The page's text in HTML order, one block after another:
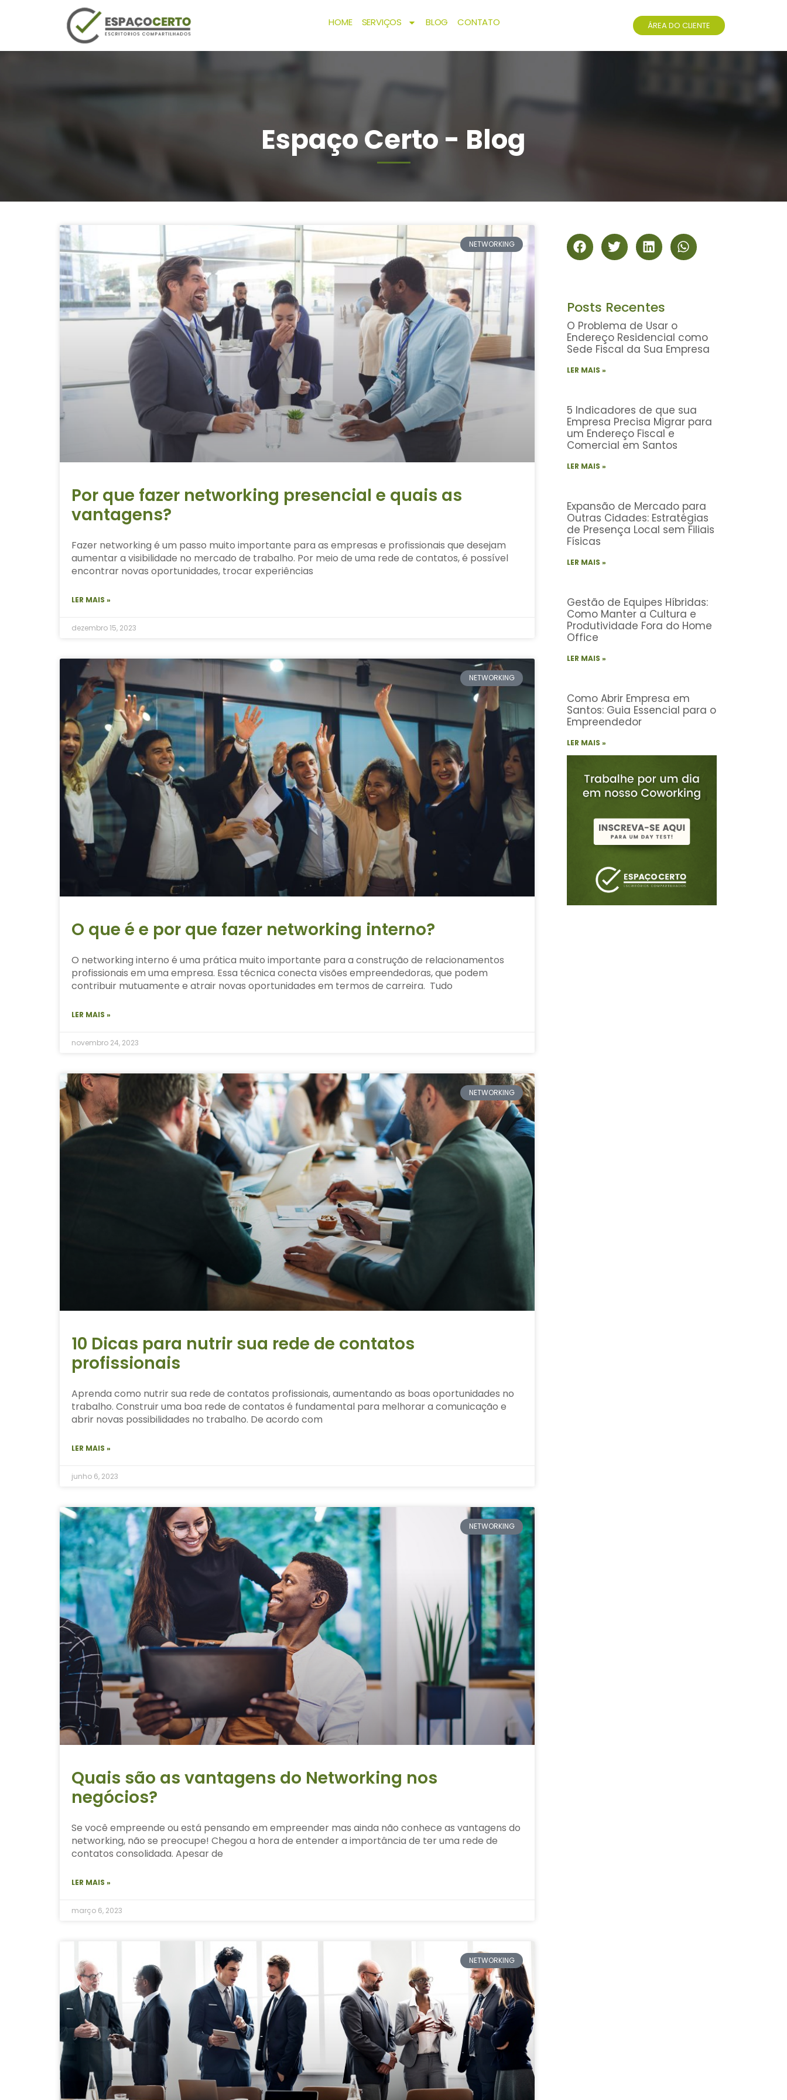
HOME SERVIÇOS BLOG CONTATO ÁREA DO CLIENTE
Espaço Certo - Blog
NETWORKING
Por que fazer networking presencial e quais as
vantagens?
Fazer networking é um passo muito importante para as empresas e profissionais que desejam
aumentar a visibilidade no mercado de trabalho. Por meio de uma rede de contatos, é possível
encontrar novas oportunidades, trocar experiências
LER MAIS »
dezembro 15, 2023
NETWORKING
O que é e por que fazer networking interno?
O networking interno é uma prática muito importante para a construção de relacionamentos
profissionais em uma empresa. Essa técnica conecta visões empreendedoras, que podem
contribuir mutuamente e atrair novas oportunidades em termos de carreira. Tudo
LER MAIS »
novembro 24, 2023
NETWORKING
10 Dicas para nutrir sua rede de contatos
profissionais
Aprenda como nutrir sua rede de contatos profissionais, aumentando as boas oportunidades no
trabalho. Construir uma boa rede de contatos é fundamental para melhorar a comunicação e
abrir novas possibilidades no trabalho. De acordo com
LER MAIS »
junho 6, 2023
NETWORKING
Quais são as vantagens do Networking nos
negócios?
Se você empreende ou está pensando em empreender mas ainda não conhece as vantagens do
networking, não se preocupe! Chegou a hora de entender a importância de ter uma rede de
contatos consolidada. Apesar de
LER MAIS »
março 6, 2023
NETWORKING
Posts Recentes
O Problema de Usar o
Endereço Residencial como
Sede Fiscal da Sua Empresa
LER MAIS »
5 Indicadores de que sua
Empresa Precisa Migrar para
um Endereço Fiscal e
Comercial em Santos
LER MAIS »
Expansão de Mercado para
Outras Cidades: Estratégias
de Presença Local sem Filiais
Físicas
LER MAIS »
Gestão de Equipes Híbridas:
Como Manter a Cultura e
Produtividade Fora do Home
Office
LER MAIS »
Como Abrir Empresa em
Santos: Guia Essencial para o
Empreendedor
LER MAIS »